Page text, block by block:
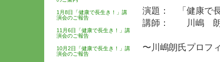
1月8日「健康で長生き！」講
演会のご報告
11月6日「健康で長生き！」講
演会のご報告
10月2日「健康で長生き！」講
演会のご報告
演題： 「健康で
講師： 川嶋
〜川嶋朗氏プロフ